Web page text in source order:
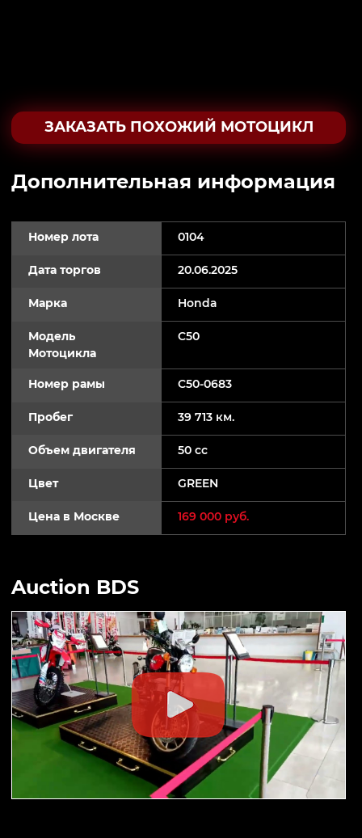
ЗАКАЗАТЬ ПОХОЖИЙ МОТОЦИКЛ
Дополнительная информация
Номер лота 0104
Дата торгов 20.06.2025
Марка Honda
Модель
Мотоцикла
C50
Номер рамы C50-0683
Пробег 39 713 км.
Объем двигателя 50 cc
Цвет GREEN
Цена в Москве 169 000 руб.
Auction BDS